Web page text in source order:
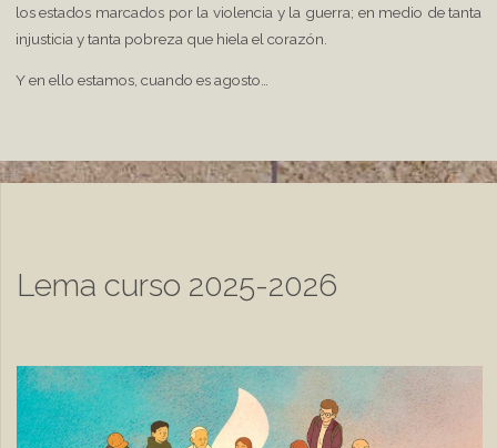
los estados marcados por la violencia y la guerra; en medio de tanta
injusticia y tanta pobreza que hiela el corazón.
Y en ello estamos, cuando es agosto…
Lema curso 2025-2026